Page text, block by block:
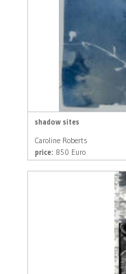
shadow sites
Caroline Roberts
price: 850 Euro